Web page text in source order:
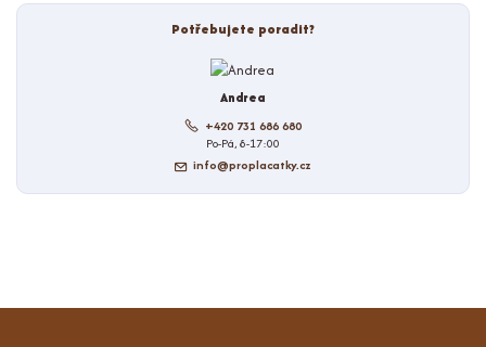
Potřebujete poradit?
Andrea
+420 731 686 680
Po-Pá, 8-17:00
info@proplacatky.cz